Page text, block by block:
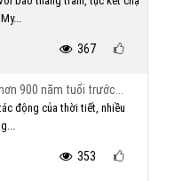
367
900 năm tuổi trước...
động của thời tiết, nhiều
353